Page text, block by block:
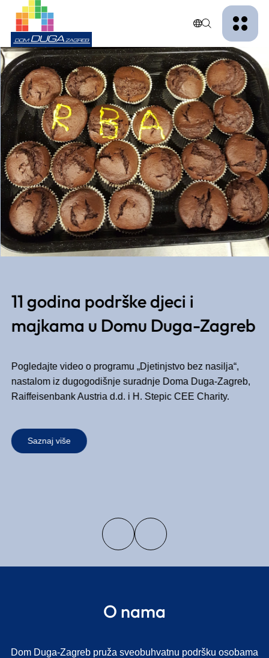
11 godina podrške djeci i
majkama u Domu Duga-Zagreb
Pogledajte video o programu „Djetinjstvo bez nasilja“,
nastalom iz dugogodišnje suradnje Doma Duga-Zagreb,
Raiffeisenbank Austria d.d. i H. Stepic CEE Charity.
Saznaj više
O nama
Dom Duga-Zagreb pruža sveobuhvatnu podršku osobama